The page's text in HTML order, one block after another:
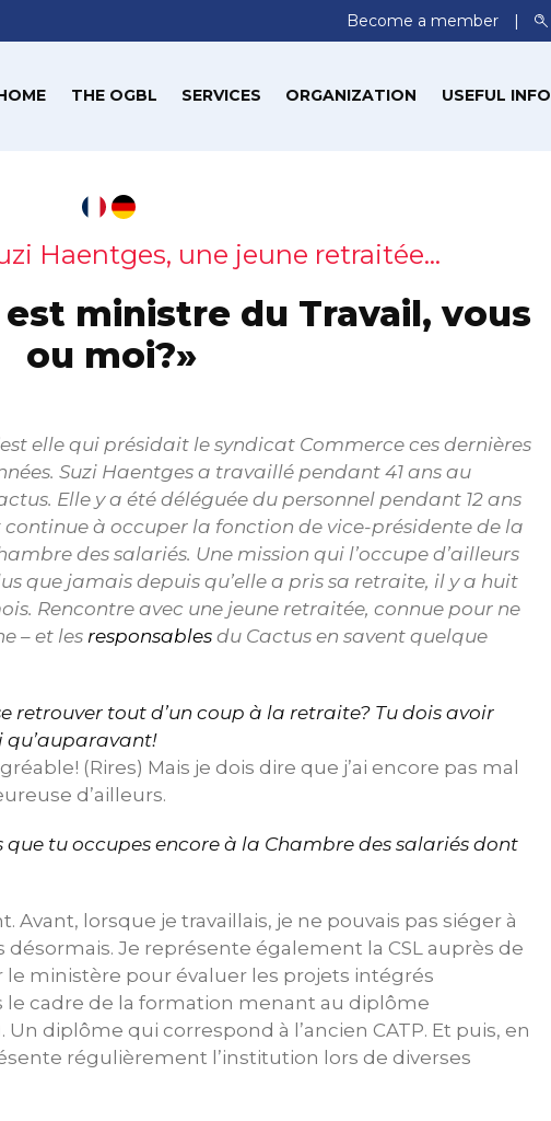
Become a member
THE OGBL SERVICES ORGANIZATION USEFUL INFO
Haentges, une jeune retraitée…
est ministre du Travail, vous
ou moi?»
elle qui présidait le syndicat Commerce ces dernières
Suzi Haentges a travaillé pendant 41 ans au
Elle y a été déléguée du personnel pendant 12 ans
continue à occuper la fonction de vice-présidente de la
des salariés. Une mission qui l’occupe d’ailleurs
que jamais depuis qu’elle a pris sa retraite, il y a huit
Rencontre avec une jeune retraitée, connue pour ne
– et les responsables du Cactus en savent quelque
retrouver tout d’un coup à la retraite? Tu dois avoir
qu’auparavant!
(Rires) Mais je dois dire que j’ai encore pas mal
d’ailleurs.
tu occupes encore à la Chambre des salariés dont
Avant, lorsque je travaillais, je ne pouvais pas siéger à
Je représente également la CSL auprès de
le ministère pour évaluer les projets intégrés
le cadre de la formation menant au diplôme
diplôme qui correspond à l’ancien CATP. Et puis, en
régulièrement l’institution lors de diverses